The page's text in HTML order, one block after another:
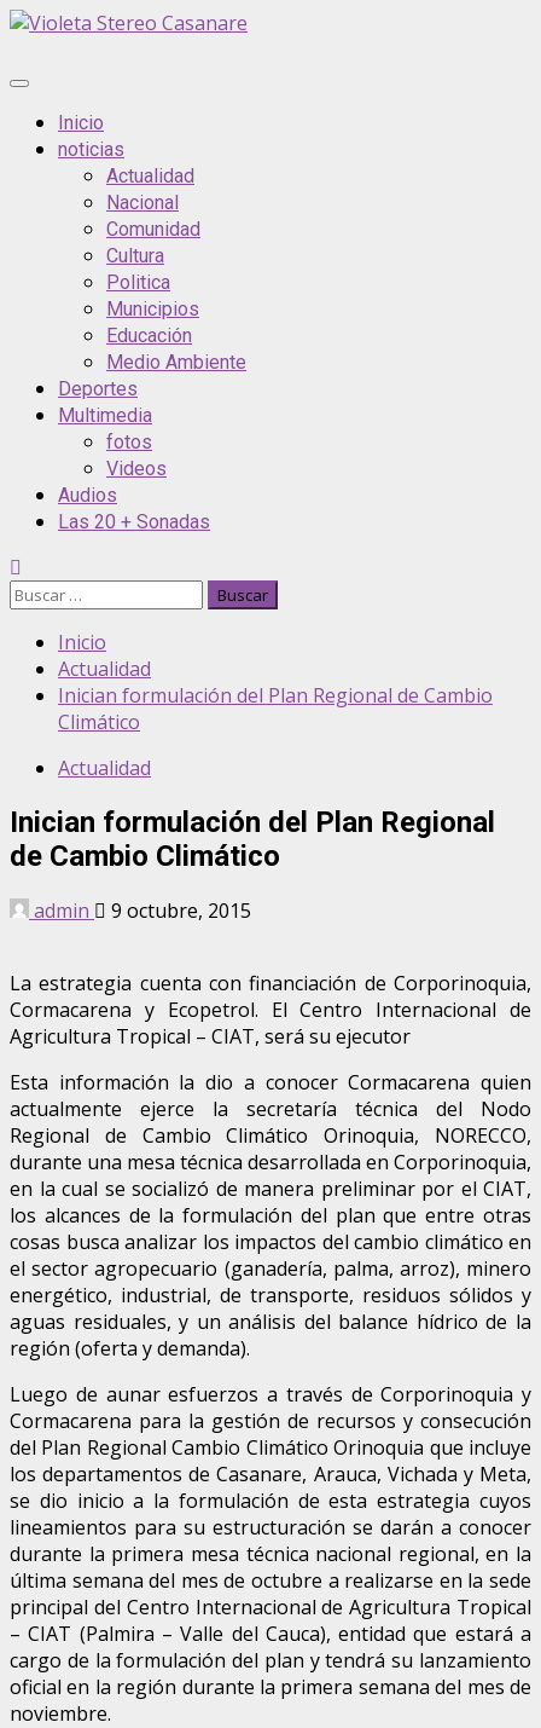
Inicio
noticias
Actualidad
Nacional
Comunidad
Cultura
Politica
Municipios
Educación
Medio Ambiente
Deportes
Multimedia
fotos
Videos
Audios
Las 20 + Sonadas
Inicio
Actualidad
Inician formulación del Plan Regional de Cambio
Climático
Actualidad
Inician formulación del Plan Regional
de Cambio Climático
admin 9 octubre, 2015
La estrategia cuenta con financiación de Corporinoquia,
Cormacarena y Ecopetrol. El Centro Internacional de
Agricultura Tropical – CIAT, será su ejecutor
Esta información la dio a conocer Cormacarena quien
actualmente ejerce la secretaría técnica del Nodo
Regional de Cambio Climático Orinoquia, NORECCO,
durante una mesa técnica desarrollada en Corporinoquia,
en la cual se socializó de manera preliminar por el CIAT,
los alcances de la formulación del plan que entre otras
cosas busca analizar los impactos del cambio climático en
el sector agropecuario (ganadería, palma, arroz), minero
energético, industrial, de transporte, residuos sólidos y
aguas residuales, y un análisis del balance hídrico de la
región (oferta y demanda).
Luego de aunar esfuerzos a través de Corporinoquia y
Cormacarena para la gestión de recursos y consecución
del Plan Regional Cambio Climático Orinoquia que incluye
los departamentos de Casanare, Arauca, Vichada y Meta,
se dio inicio a la formulación de esta estrategia cuyos
lineamientos para su estructuración se darán a conocer
durante la primera mesa técnica nacional regional, en la
última semana del mes de octubre a realizarse en la sede
principal del Centro Internacional de Agricultura Tropical
– CIAT (Palmira – Valle del Cauca), entidad que estará a
cargo de la formulación del plan y tendrá su lanzamiento
oficial en la región durante la primera semana del mes de
noviembre.